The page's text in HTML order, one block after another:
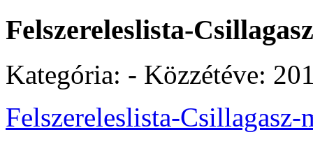
Felszereleslista-
Kategória: - Közzétéve:
Felszereleslista-